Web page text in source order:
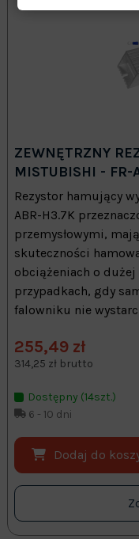
ZEWNĘTRZNY
MISTUBISHI - FR-
Rezystor hamujący
ABR-H3.7K
przemysłowymi,
skuteczności
obciążeniach o
przypadkach, gdy
falowniku nie
255,49 zł
314,25 zł brutto
Dostępny (14szt.)
6 - 10 dni
Dodaj do